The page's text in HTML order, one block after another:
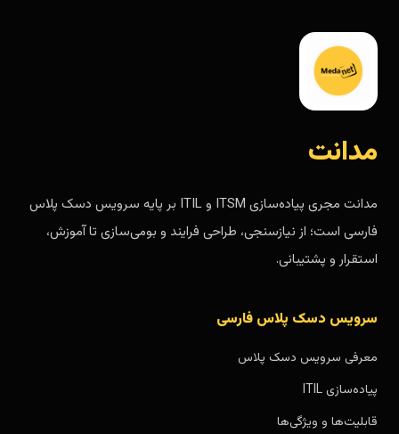
مدانت
مدانت مجری پیاده‌سازی ITSM و ITIL بر پایه سرویس دسک پلاس
فارسی است؛ از نیازسنجی، طراحی فرایند و بومی‌سازی تا آموزش،
استقرار و پشتیبانی.
سرویس دسک پلاس فارسی
معرفی سرویس دسک پلاس
پیاده‌سازی ITIL
قابلیت‌ها و ویژگی‌ها